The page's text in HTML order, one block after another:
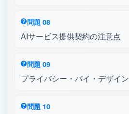
問題 08
AIサービス提供契約の注意点
問題 09
プライバシー・バイ・デザイン
問題 10